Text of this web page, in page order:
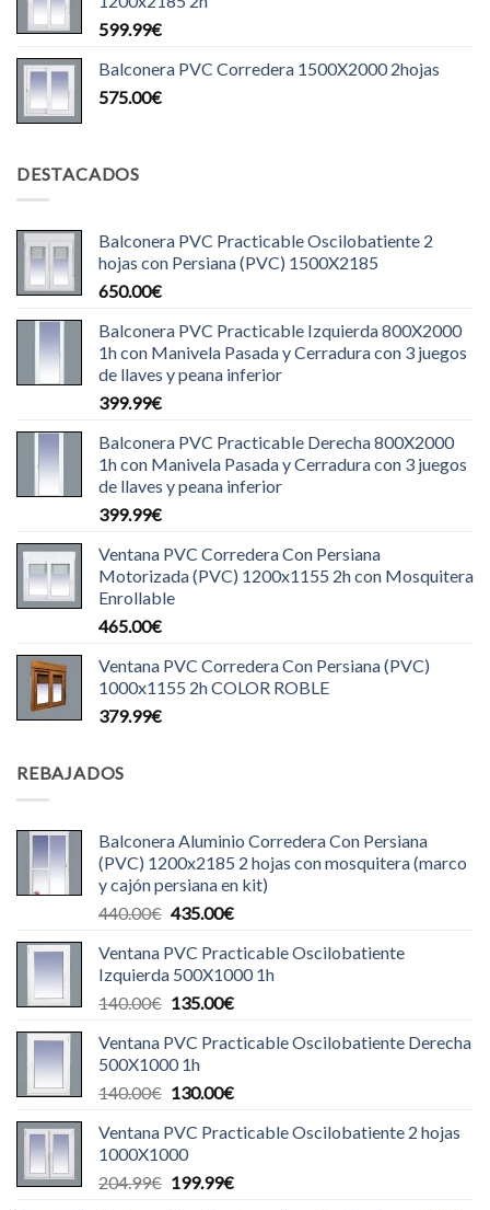
599.99€
Balconera PVC Corredera 1500X2000 2hojas
575.00€
DESTACADOS
Balconera PVC Practicable Oscilobatiente 2
hojas con Persiana (PVC) 1500X2185
650.00€
Balconera PVC Practicable Izquierda 800X2000
1h con Manivela Pasada y Cerradura con 3 juegos
de llaves y peana inferior
399.99€
Balconera PVC Practicable Derecha 800X2000
1h con Manivela Pasada y Cerradura con 3 juegos
de llaves y peana inferior
399.99€
Ventana PVC Corredera Con Persiana
Motorizada (PVC) 1200x1155 2h con Mosquitera
Enrollable
465.00€
Ventana PVC Corredera Con Persiana (PVC)
1000x1155 2h COLOR ROBLE
379.99€
REBAJADOS
Balconera Aluminio Corredera Con Persiana
(PVC) 1200x2185 2 hojas con mosquitera (marco
y cajón persiana en kit)
440.00€ El
original
era:
440.00€.
435.00€El
actual
es:
435.00€.
Ventana PVC Practicable Oscilobatiente
Izquierda 500X1000 1h
140.00€ El
original
era:
140.00€.
135.00€El
actual
135.00€.
Ventana PVC Practicable Oscilobatiente Derecha
500X1000 1h
140.00€ El
original
era:
140.00€.
130.00€El
actual
130.00€.
Ventana PVC Practicable Oscilobatiente 2 hojas
1000X1000
204.99€ El
199.99€El